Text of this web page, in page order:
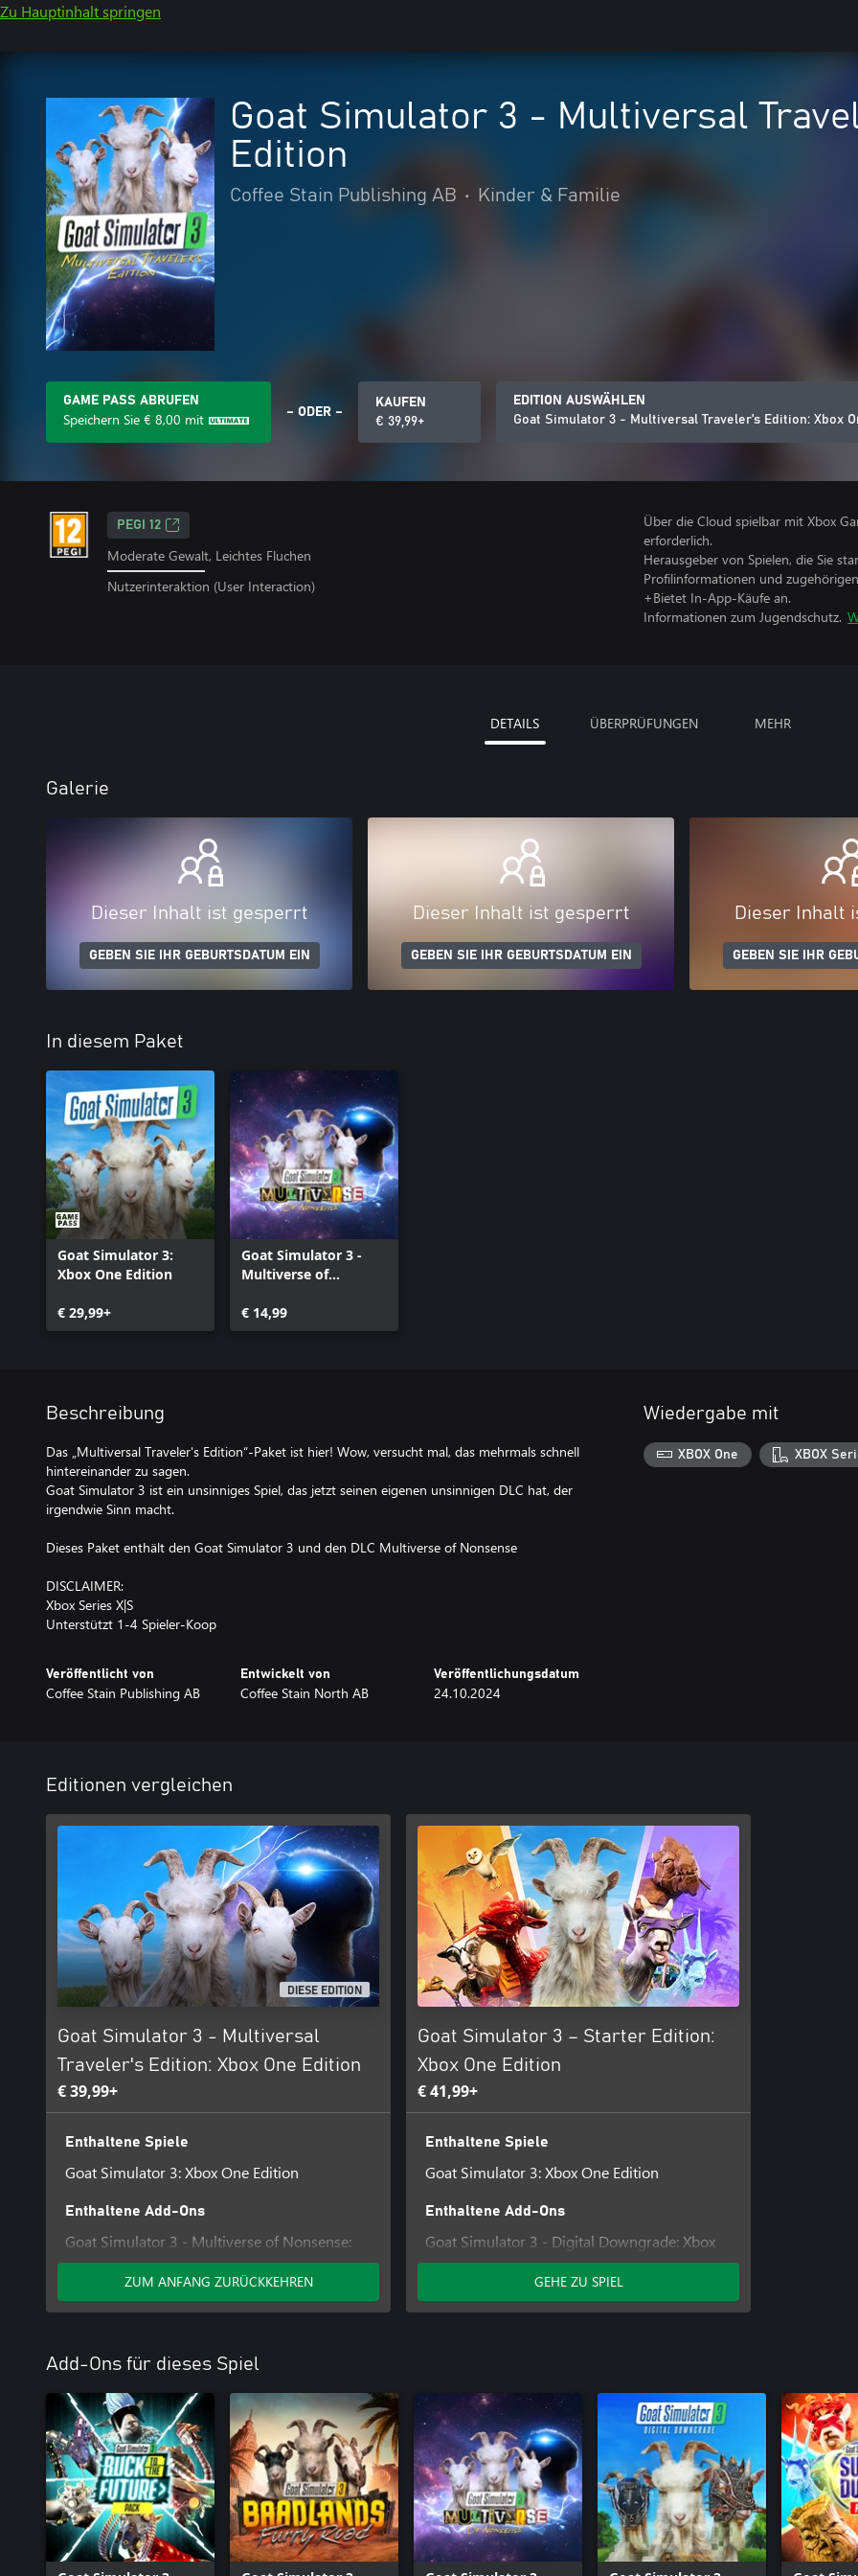
Zu Hauptinhalt springen
Goat Simulator 3 - Multiversal
Edition
Coffee Stain Publishing AB • Kinder & Familie
GAME PASS ABRUFEN
Speichern Sie € 8,00 mit – ODER –
KAUFEN
€ 39,99+
EDITION AUSWÄHLEN
Goat Simulator 3 - Multiversal Traveler's Edition: Xbox
PEGI 12
Moderate Gewalt, Leichtes Fluchen
Nutzerinteraktion (User Interaction)
Über die Cloud spielbar mit Xbox
erforderlich.
Herausgeber von Spielen, die Sie
Profilinformationen und
+Bietet In-App-Käufe an.
Informationen zum Jugendschutz.
DETAILS ÜBERPRÜFUNGEN MEHR
Galerie
Dieser Inhalt ist gesperrt
GEBEN SIE IHR GEBURTSDATUM EIN
Dieser Inhalt ist gesperrt
GEBEN SIE IHR GEBURTSDATUM EIN
Dieser Inhalt
GEBEN SIE IHR
In diesem Paket
Goat Simulator 3:
Xbox One Edition
€ 29,99+
Goat Simulator 3 -
Multiverse of
Edition
€ 14,99
Beschreibung
Das „Multiversal Traveler's Edition“-Paket ist hier! Wow, versucht mal, das mehrmals schnell
hintereinander zu sagen.
Goat Simulator 3 ist ein unsinniges Spiel, das jetzt seinen eigenen unsinnigen DLC hat, der
irgendwie Sinn macht.
Dieses Paket enthält den Goat Simulator 3 und den DLC Multiverse of Nonsense
DISCLAIMER:
Xbox Series X|S
Veröffentlicht von
Coffee Stain Publishing AB
Entwickelt von
Coffee Stain North AB
Veröffentlichungsdatum
24.10.2024
Wiedergabe mit
XBOX One XBOX
Editionen vergleichen
DIESE EDITION
Goat Simulator 3 - Multiversal
Traveler's Edition: Xbox One Edition
€ 39,99+
Enthaltene Spiele
Goat Simulator 3: Xbox One Edition
Enthaltene Add-Ons
Goat Simulator 3 - Multiverse of Nonsense:
Xbox One Edition
ZUM ANFANG ZURÜCKKEHREN
Goat Simulator 3 – Starter Edition:
Xbox One Edition
€ 41,99+
Enthaltene Spiele
Goat Simulator 3: Xbox One Edition
Enthaltene Add-Ons
Goat Simulator 3 - Digital Downgrade: Xbox
One Edition
Goat Simulator 3 - Hocus Pocus Pack: Xbox
One Edition
GEHE ZU SPIEL
Add-Ons für dieses Spiel